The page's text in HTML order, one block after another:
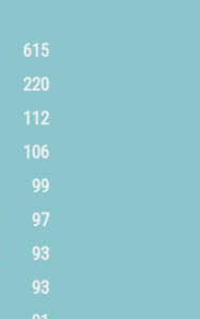
615
220
112
106
99
97
93
93